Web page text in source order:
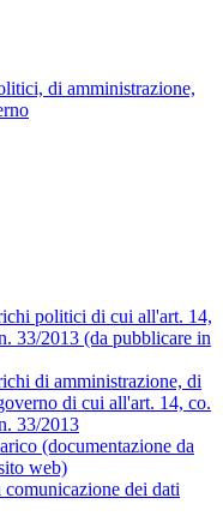
di amministrazione,
politici di cui all'art. 14,
33/2013 (da pubblicare in
di amministrazione, di
di cui all'art. 14, co.
33/2013
(documentazione da
web)
comunicazione dei dati